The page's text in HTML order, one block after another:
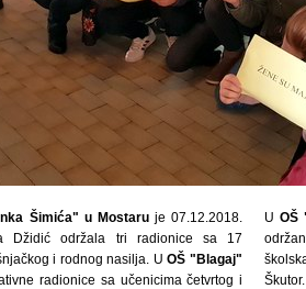
Šimića" u Mostaru je 07.12.2018.
Džidić održala tri radionice sa 17
i rodnog nasilja. UOŠ "Blagaj"
radionice sa učenicima četvrtog i
U OŠ